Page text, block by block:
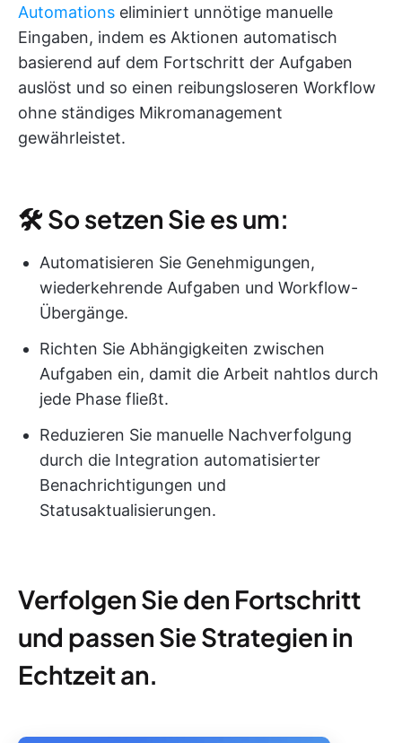
Automations eliminiert unnötige manuelle
Eingaben, indem es Aktionen automatisch
basierend auf dem Fortschritt der Aufgaben
auslöst und so einen reibungsloseren Workflow
ohne ständiges Mikromanagement
gewährleistet.
🛠 So setzen Sie es um:
Automatisieren Sie Genehmigungen,
wiederkehrende Aufgaben und Workflow-
Übergänge.
Richten Sie Abhängigkeiten zwischen
Aufgaben ein, damit die Arbeit nahtlos durch
jede Phase fließt.
Reduzieren Sie manuelle Nachverfolgung
durch die Integration automatisierter
Benachrichtigungen und
Statusaktualisierungen.
Verfolgen Sie den Fortschritt
und passen Sie Strategien in
Echtzeit an.